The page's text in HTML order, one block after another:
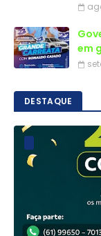
em
DESTAQUE